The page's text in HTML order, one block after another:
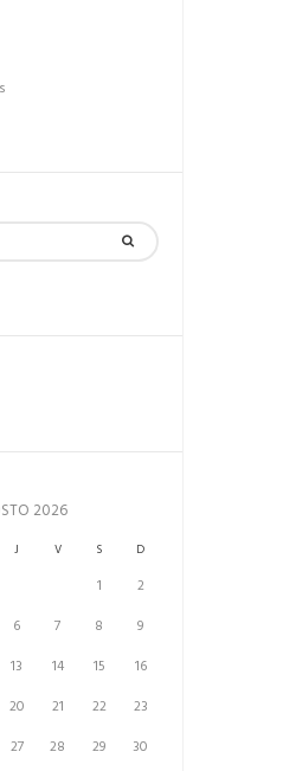
2026
J V S D
1
2
6 7 8
9
13 14 15
16
20 21 22
23
27 28 29
30